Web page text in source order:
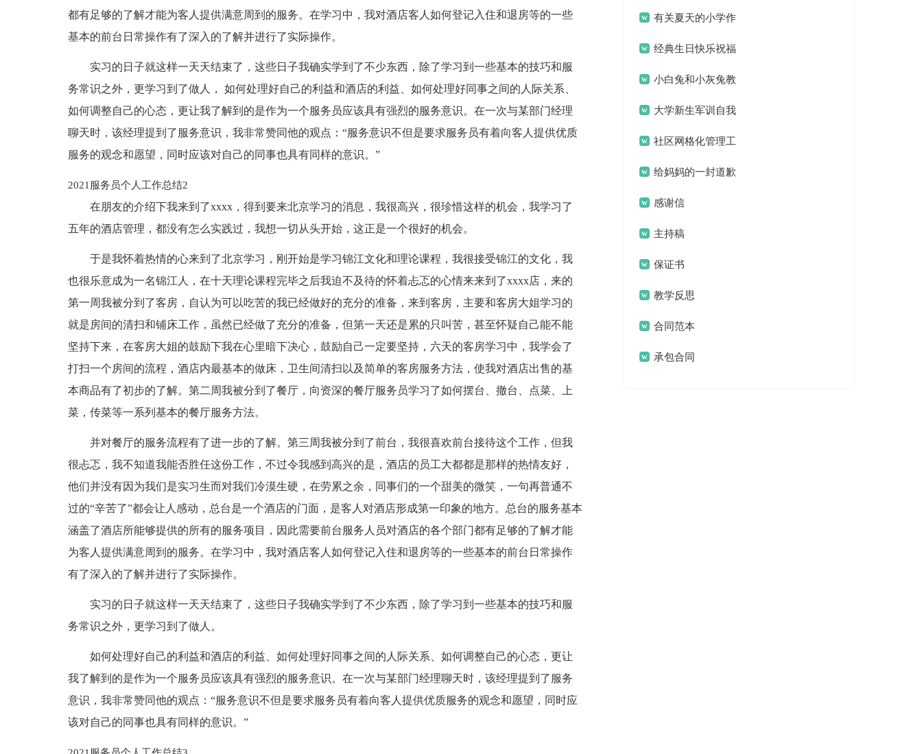
都有足够的了解才能为客人提供满意周到的服务。在学习中，我对酒店客人如何登记入住和退房等的一些
基本的前台日常操作有了深入的了解并进行了实际操作。
实习的日子就这样一天天结束了，这些日子我确实学到了不少东西，除了学习到一些基本的技巧和服
务常识之外，更学习到了做人， 如何处理好自己的利益和酒店的利益、如何处理好同事之间的人际关系、
如何调整自己的心态，更让我了解到的是作为一个服务员应该具有强烈的服务意识。在一次与某部门经理
聊天时，该经理提到了服务意识，我非常赞同他的观点：“服务意识不但是要求服务员有着向客人提供优质
服务的观念和愿望，同时应该对自己的同事也具有同样的意识。”
2021服务员个人工作总结2
在朋友的介绍下我来到了xxxx，得到要来北京学习的消息，我很高兴，很珍惜这样的机会，我学习了
五年的酒店管理，都没有怎么实践过，我想一切从头开始，这正是一个很好的机会。
于是我怀着热情的心来到了北京学习，刚开始是学习锦江文化和理论课程，我很接受锦江的文化，我
也很乐意成为一名锦江人，在十天理论课程完毕之后我迫不及待的怀着忐忑的心情来来到了xxxx店，来的
第一周我被分到了客房，自认为可以吃苦的我已经做好的充分的准备，来到客房，主要和客房大姐学习的
就是房间的清扫和铺床工作，虽然已经做了充分的准备，但第一天还是累的只叫苦，甚至怀疑自己能不能
坚持下来，在客房大姐的鼓励下我在心里暗下决心，鼓励自己一定要坚持，六天的客房学习中，我学会了
打扫一个房间的流程，酒店内最基本的做床，卫生间清扫以及简单的客房服务方法，使我对酒店出售的基
本商品有了初步的了解。第二周我被分到了餐厅，向资深的餐厅服务员学习了如何摆台、撤台、点菜、上
菜，传菜等一系列基本的餐厅服务方法。
并对餐厅的服务流程有了进一步的了解。第三周我被分到了前台，我很喜欢前台接待这个工作，但我
很忐忑，我不知道我能否胜任这份工作，不过令我感到高兴的是，酒店的员工大都都是那样的热情友好，
他们并没有因为我们是实习生而对我们冷漠生硬，在劳累之余，同事们的一个甜美的微笑，一句再普通不
过的“辛苦了”都会让人感动，总台是一个酒店的门面，是客人对酒店形成第一印象的地方。总台的服务基本
涵盖了酒店所能够提供的所有的服务项目，因此需要前台服务人员对酒店的各个部门都有足够的了解才能
为客人提供满意周到的服务。在学习中，我对酒店客人如何登记入住和退房等的一些基本的前台日常操作
有了深入的了解并进行了实际操作。
实习的日子就这样一天天结束了，这些日子我确实学到了不少东西，除了学习到一些基本的技巧和服
务常识之外，更学习到了做人。
如何处理好自己的利益和酒店的利益、如何处理好同事之间的人际关系、如何调整自己的心态，更让
我了解到的是作为一个服务员应该具有强烈的服务意识。在一次与某部门经理聊天时，该经理提到了服务
意识，我非常赞同他的观点：“服务意识不但是要求服务员有着向客人提供优质服务的观念和愿望，同时应
该对自己的同事也具有同样的意识。”
方案 13篇
有关夏天的小学作
文3篇经典生日快乐祝福
问候语小白兔和小灰兔教
案 大学新生军训自我
鉴定社区网格化管理工
作总结给妈妈的一封道歉
信 感谢信
主持稿
保证书
教学反思
合同范本
承包合同